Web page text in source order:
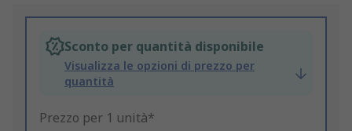
Sconto per quantità disponibile
Visualizza le opzioni di prezzo per
quantità
Prezzo per 1 unità*